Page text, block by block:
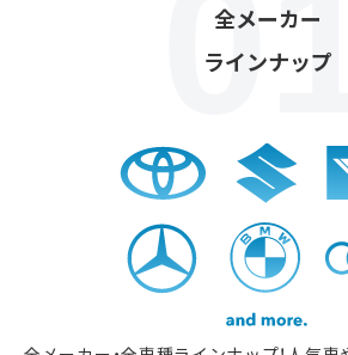
全メーカー
ラインナップ